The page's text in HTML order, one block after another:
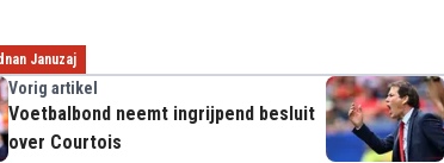
Januzaj
Vorig artikel
Voetbalbond neemt ingrijpend besluit
over Courtois